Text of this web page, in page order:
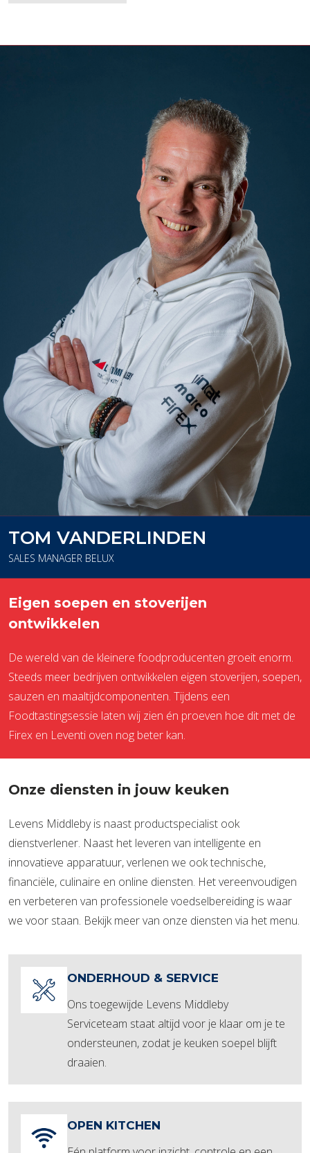
TOM VANDERLINDEN
SALES MANAGER BELUX
Eigen soepen en stoverijen
ontwikkelen
De wereld van de kleinere foodproducenten groeit enorm.
Steeds meer bedrijven ontwikkelen eigen stoverijen, soepen,
sauzen en maaltijdcomponenten. Tijdens een
Foodtastingsessie laten wij zien én proeven hoe dit met de
Firex en Leventi oven nog beter kan.
Onze diensten in jouw keuken
Levens Middleby is naast productspecialist ook
dienstverlener. Naast het leveren van intelligente en
innovatieve apparatuur, verlenen we ook technische,
financiële, culinaire en online diensten. Het vereenvoudigen
en verbeteren van professionele voedselbereiding is waar
we voor staan. Bekijk meer van onze diensten via het menu.
ONDERHOUD & SERVICE
Ons toegewijde Levens Middleby
Serviceteam staat altijd voor je klaar om je te
ondersteunen, zodat je keuken soepel blijft
draaien.
OPEN KITCHEN